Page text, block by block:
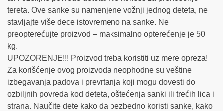
tereta. Ove sanke su namenjene vožnji jednog deteta, ne
stavljajte više dece istovremeno na sanke. Ne
preopterećujte proizvod – maksimalno opterećenje je 50
kg.
UPOZORENJE!!! Proizvod treba koristiti uz mere opreza!
Za korišćenje ovog proizvoda neophodne su veštine
izbegavanja padova i prevrtanja koji mogu dovesti do
ozbiljnih povreda kod deteta, oštećenja sanki ili trećih lica i
strana. Naučite dete kako da bezbedno koristi sanke, kako